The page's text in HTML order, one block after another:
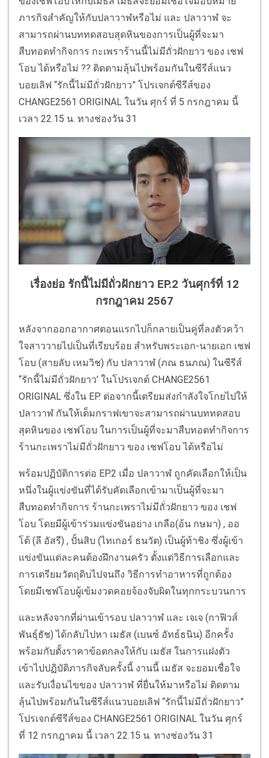
ภารกิจสำคัญให้กับปลาวาฬหรือไม่ และ ปลาวาฬ จะ
สามารถผ่านบททดสอบสุดหินของการเป็นผู้ที่จะมา
สืบทอดทำกิจการ กะเพราร้านนี้ไม่มีถั่วฝักยาว ของ เชฟ
โอบ ได้หรือไม่ ?? ติดตามลุ้นไปพร้อมกันในซีรีส์แนว
บอยเลิฟ “รักนี้ไม่มีถั่วฝักยาว” โปรเจกต์ซีรีส์ของ
CHANGE2561 ORIGINAL ในวัน ศุกร์ ที่ 5 กรกฎาคม นี้
เวลา 22.15 น. ทางช่องวัน 31
เรื่องย่อ รักนี้ไม่มีถั่วฝักยาว EP.2 วันศุกร์ที่ 12
กรกฎาคม 2567
หลังจากออกอากาศตอนแรกไปก็กลายเป็นคู่ที่ลงตัวคว้า
ใจสาววายไปเป็นที่เรียบร้อย สำหรับพระเอก-นายเอก เชฟ
โอบ (สายลับ เหมวิช) กับ ปลาวาฬ (ภณ ธนภณ) ในซีรีส์
‘‘รักนี้ไม่มีถั่วฝักยาว’ ในโปรเจกต์ CHANGE2561
ORIGINAL ซึ่งใน EP. ต่อจากนี้เตรียมส่งกำลังใจโกยไปให้
ปลาวาฬ กันให้เต็มกราฟเขาจะสามารถผ่านบททดสอบ
สุดหินของ เชฟโอบ ในการเป็นผู้ที่จะมาสืบทอดทำกิจการ
ร้านกะเพราไม่มีถั่วฝักยาว ของ เชฟโอบ ได้หรือไม่
พร้อมปฏิบัติการต่อ EP.2 เมื่อ ปลาวาฬ ถูกคัดเลือกให้เป็น
หนึ่งในผู้แข่งขันที่ได้รับคัดเลือกเข้ามาเป็นผู้ที่จะมา
สืบทอดทำกิจการ ร้านกะเพราไม่มีถั่วฝักยาว ของ เชฟ
โอบ โดยมีผู้เข้าร่วมแข่งขันอย่าง เกลือ(อ้น กษมา) , ออ
โต้ (ลี อัสรี) , ปั้นสิบ (ไทเกอร์ ธนวัต) เป็นผู้ท้าชิง ซึ่งผู้เข้า
แข่งขันแต่ละคนต้องฝึกงานครัว ตั้งแต่วิธีการเลือกและ
การเตรียมวัตถุดิบไปจนถึง วิธีการทำอาหารที่ถูกต้อง
โดยมีเชฟโอบผู้เข้มงวดคอยจ้องจับผิดในทุกกระบวนการ
และหลังจากที่ผ่านเข้ารอบ ปลาวาฬ และ เจเจ (กาฟิวส์
พันธุ์ธัช) ได้กลับไปหา เมธัส (เบนซ์ อัทธ์ธนิน) อีกครั้ง
พร้อมกับตั้งราคาข้อตกลงให้กับ เมธัส ในการแฝงตัว
เข้าไปปฏิบัติภารกิจลับครั้งนี้ งานนี้ เมธัส จะยอมเชื่อใจ
และรับเงื่อนไขของ ปลาวาฬ ที่ยื่นให้มาหรือไม่ ติดตาม
ลุ้นไปพร้อมกันในซีรีส์แนวบอยเลิฟ “รักนี้ไม่มีถั่วฝักยาว”
โปรเจกต์ซีรีส์ของ CHANGE2561 ORIGINAL ในวัน ศุกร์
ที่ 12 กรกฎาคม นี้ เวลา 22.15 น. ทางช่องวัน 31